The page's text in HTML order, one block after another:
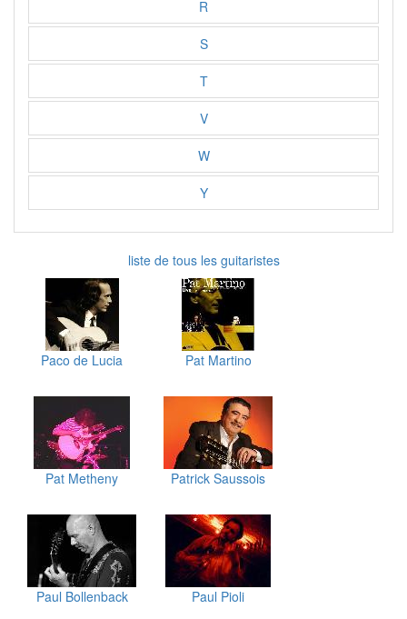
R
S
T
V
W
Y
liste de tous les guitaristes
Paco de Lucia Pat Martino
Pat Metheny Patrick Saussois
Paul Bollenback Paul Pioli